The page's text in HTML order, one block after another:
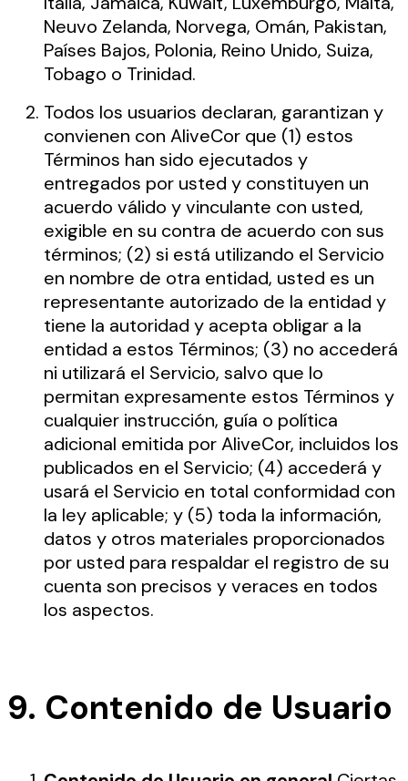
Neuvo Zelanda, Norvega, Omán, Pakistan,
Países Bajos, Polonia, Reino Unido, Suiza,
Tobago o Trinidad.
Todos los usuarios declaran, garantizan y
convienen con AliveCor que (1) estos
Términos han sido ejecutados y
entregados por usted y constituyen un
acuerdo válido y vinculante con usted,
exigible en su contra de acuerdo con sus
términos; (2) si está utilizando el Servicio
en nombre de otra entidad, usted es un
representante autorizado de la entidad y
tiene la autoridad y acepta obligar a la
entidad a estos Términos; (3) no accederá
ni utilizará el Servicio, salvo que lo
permitan expresamente estos Términos y
cualquier instrucción, guía o política
adicional emitida por AliveCor, incluidos los
publicados en el Servicio; (4) accederá y
usará el Servicio en total conformidad con
la ley aplicable; y (5) toda la información,
datos y otros materiales proporcionados
por usted para respaldar el registro de su
cuenta son precisos y veraces en todos
los aspectos.
9. Contenido de Usuario